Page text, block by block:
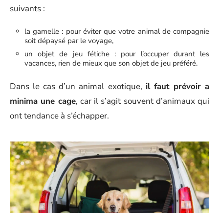
suivants :
la gamelle : pour éviter que votre animal de compagnie
soit dépaysé par le voyage,
un objet de jeu fétiche : pour l’occuper durant les
vacances, rien de mieux que son objet de jeu préféré.
Dans le cas d’un animal exotique, il faut prévoir a
minima une cage, car il s’agit souvent d’animaux qui
ont tendance à s’échapper.